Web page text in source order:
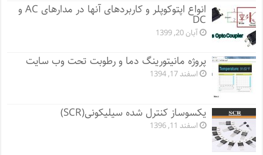
انواع اپتوکوپلر و کاربردهای آنها در مدارهای AC و
DC
آبان 20, 1399
پروژه مانيتورينگ دما و رطوبت تحت وب سایت
اسفند 17, 1394
یکسوساز کنترل شده سیلیکونی(SCR)
اسفند 11, 1396